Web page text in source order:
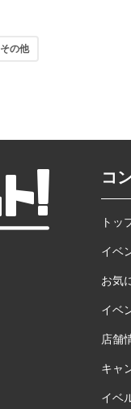
その他
コ
トッ
イベ
お気
イベ
店舗
キャ
イベ